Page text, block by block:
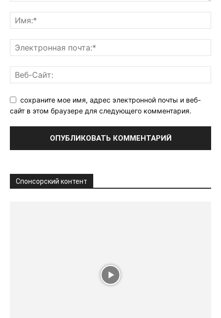
сохраните мое имя, адрес электронной почты и веб-
сайт в этом браузере для следующего комментария.
Спонсорский контент